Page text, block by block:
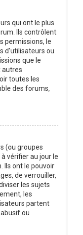
qui ont le plus
Ils contrôlent
permissions, le
d’utilisateurs ou
que le
autres
toutes les
des forums,
(ou groupes
vérifier au jour le
Ils ont le pouvoir
de verrouiller,
les sujets
les
partent
ou